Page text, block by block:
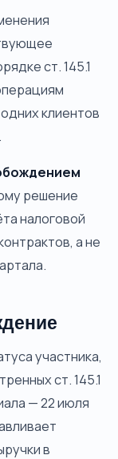
ст. 145.1
клиентов
решение
налоговой
а не
участника,
ст. 145.1
— 22 июля
в